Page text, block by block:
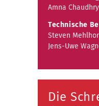
Amna Chaudhry
Technische
Steven
Jens-Uwe
Die